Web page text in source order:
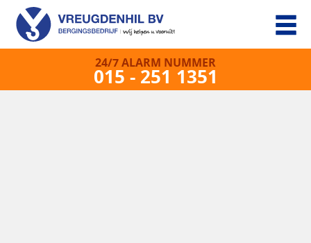
24/7 ALARM NUMMER
015 - 251 1351